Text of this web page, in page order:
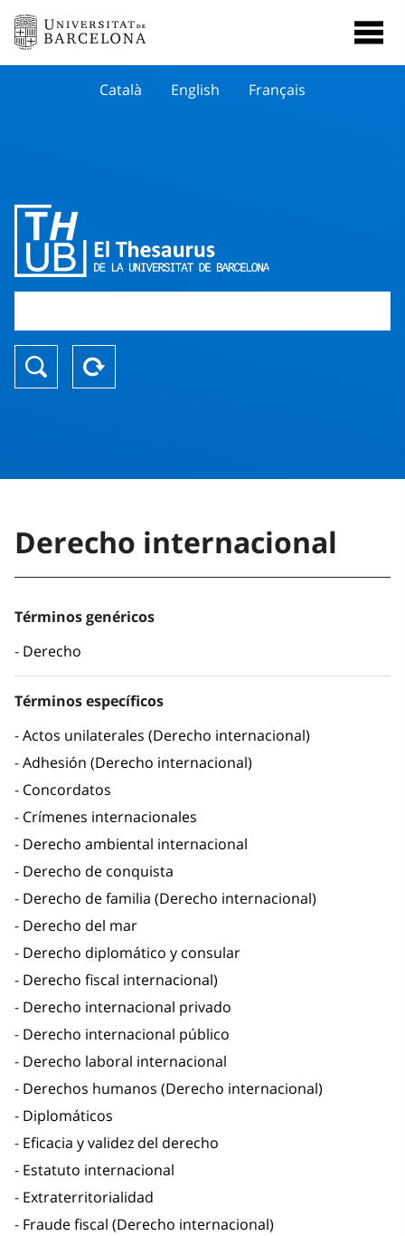
Català English Français
Derecho internacional
Términos genéricos
Derecho
Términos específicos
Actos unilaterales (Derecho internacional)
Adhesión (Derecho internacional)
Concordatos
Crímenes internacionales
Derecho ambiental internacional
Derecho de conquista
Derecho de familia (Derecho internacional)
Derecho del mar
Derecho diplomático y consular
Derecho fiscal internacional)
Derecho internacional privado
Derecho internacional público
Derecho laboral internacional
Derechos humanos (Derecho internacional)
Diplomáticos
Eficacia y validez del derecho
Estatuto internacional
Extraterritorialidad
Fraude fiscal (Derecho internacional)